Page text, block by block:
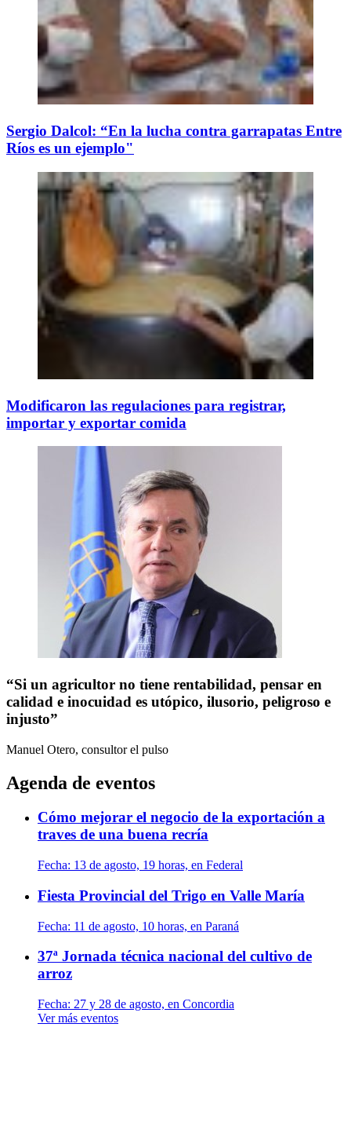
Sergio Dalcol: “En la lucha contra garrapatas Entre
Ríos es un ejemplo"
Modificaron las regulaciones para registrar,
importar y exportar comida
“Si un agricultor no tiene rentabilidad, pensar en
calidad e inocuidad es utópico, ilusorio, peligroso e
injusto”
Manuel Otero, consultor el pulso
Agenda de eventos
Cómo mejorar el negocio de la exportación a
traves de una buena recría
Fecha: 13 de agosto, 19 horas, en Federal
Fiesta Provincial del Trigo en Valle María
Fecha: 11 de agosto, 10 horas, en Paraná
37ª Jornada técnica nacional del cultivo de
arroz
Fecha: 27 y 28 de agosto, en Concordia
Ver más eventos